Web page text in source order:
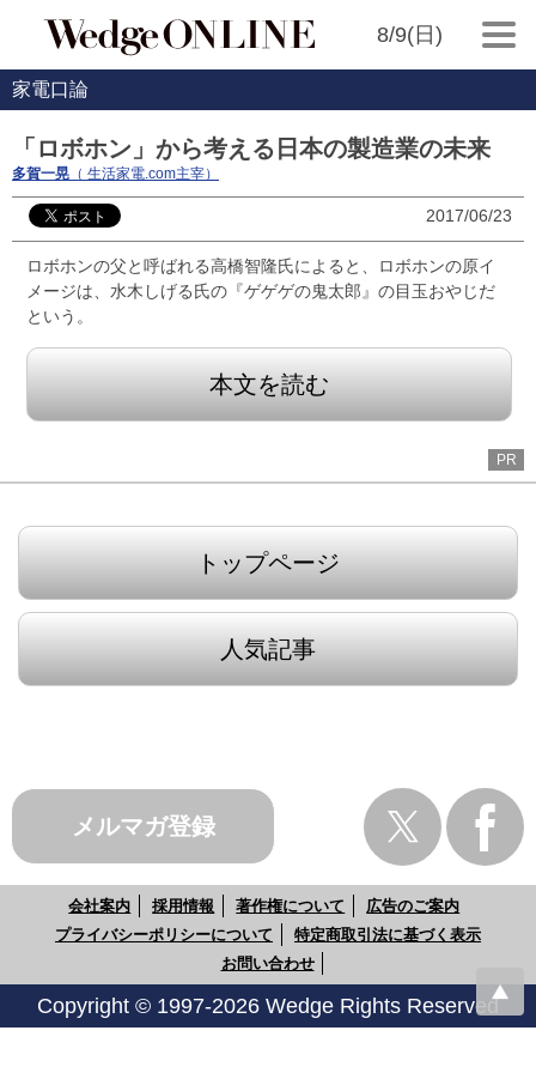
8/9(日)
家電口論
「ロボホン」から考える日本の製造業の未来
多賀一晃 （ 生活家電.com主宰）
2017/06/23
ロボホンの父と呼ばれる高橋智隆氏によると、ロボホンの原イ
メージは、水木しげる氏の『ゲゲゲの鬼太郎』の目玉おやじだ
という。
本文を読む
PR
トップページ
人気記事
メルマガ登録
会社案内 採用情報 著作権について
広告のご案内
プライバシーポリシーについて
特定商取引法に基づく表示
お問い合わせ
Copyright © 1997-2026 Wedge Rights Reserved